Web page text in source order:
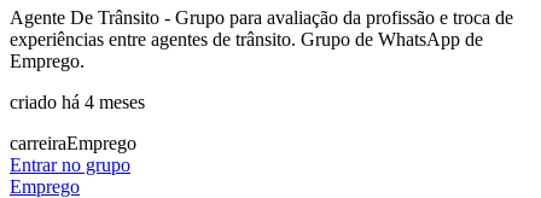
Agente De Trânsito - Grupo para avaliação da profissão e troca de
experiências entre agentes de trânsito. Grupo de WhatsApp de
Emprego.
criado há 4 meses
carreiraEmprego
Entrar no grupo
Emprego